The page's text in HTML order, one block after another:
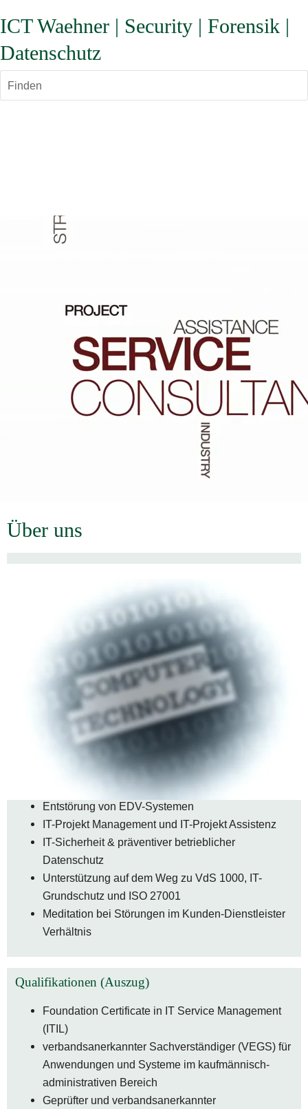
ICT Waehner | Security | Forensik |
Datenschutz
Finden
Über uns
Unsere Kompetenzen umfassen unter anderem
Beratung in IT-Strategien zur Umsetzung von
Unternehmenszielen
Analytische Fehlersuche in Systemen und
Anwendungen
Erstellung und Auswertung von EDV-Gutachten
und -Wertgutachten
Ermittlungen bei IT-Sicherheitsverstößen
Penetrationstest
Forensische Untersuchungen und Sicherung von
Entstörung von EDV-Systemen
IT-Projekt Management und IT-Projekt Assistenz
IT-Sicherheit & präventiver betrieblicher
Datenschutz
Unterstützung auf dem Weg zu VdS 1000, IT-
Grundschutz und ISO 27001
Meditation bei Störungen im Kunden-Dienstleister
Verhältnis
Qualifikationen (Auszug)
Foundation Certificate in IT Service Management
(ITIL)
verbandsanerkannter Sachverständiger (VEGS) für
Anwendungen und Systeme im kaufmännisch-
administrativen Bereich
Geprüfter und verbandsanerkannter